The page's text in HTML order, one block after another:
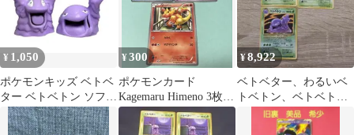
¥ 1,050
ポケモンキッズ ベトベ
ター ベトベトン ソフビ
指人形 フィギュア バン
ダイ
¥300
ポケモンカード
Kagemaru Himeno 3枚
姫野かげまる BW
¥8,922
ベトベター、わるいベ
トベトン、ベトベトン3
枚セット海外規制イラ
スト Grimer